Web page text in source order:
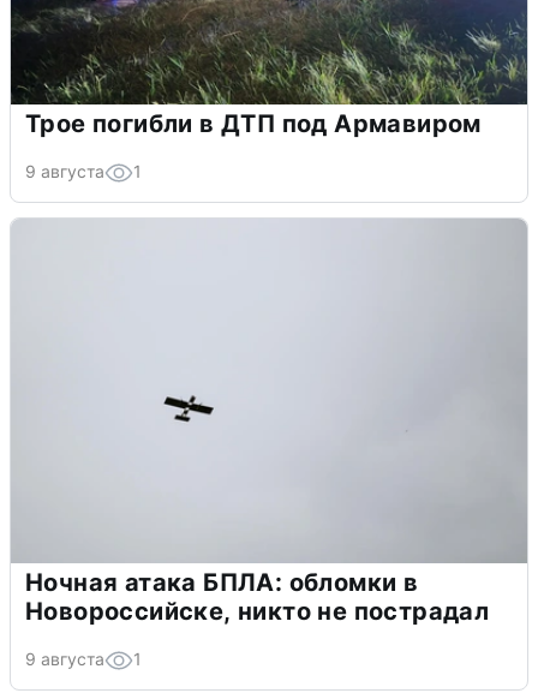
Трое погибли в ДТП под Армавиром
9 августа 1
Ночная атака БПЛА: обломки в
Новороссийске, никто не пострадал
9 августа 1